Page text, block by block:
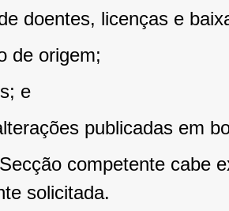
doentes, licenças e
de origem;
e
publicadas em
competente cabe
solicitada.